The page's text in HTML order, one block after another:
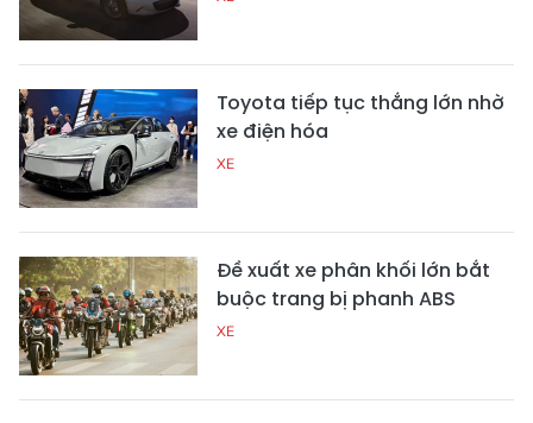
Toyota tiếp tục thắng lớn nhờ
xe điện hóa
XE
Đề xuất xe phân khối lớn bắt
buộc trang bị phanh ABS
XE